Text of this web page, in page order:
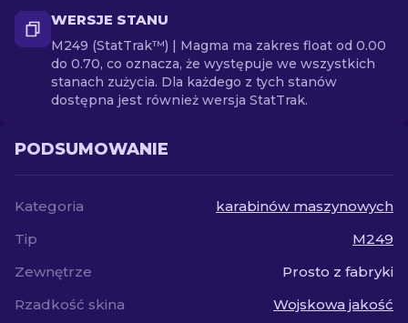
WERSJE STANU
M249 (StatTrak™) | Magma ma zakres float od 0.00
do 0.70, co oznacza, że występuje we wszystkich
stanach zużycia. Dla każdego z tych stanów
dostępna jest również wersja StatTrak.
PODSUMOWANIE
Kategoria
karabinów maszynowych
Tip
M249
Zewnętrze
Prosto z fabryki
Rzadkość skina
Wojskowa jakość